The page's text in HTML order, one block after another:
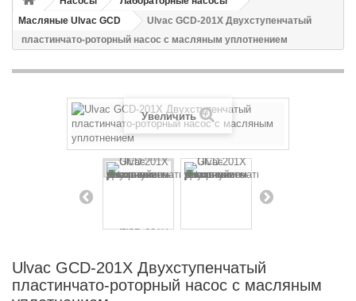
Масляные Ulvac GCD
Ulvac GCD-201X Двухступенчатый
пластинчато-роторный насос с масляным уплотнением
Увеличить
Ulvac GCD-201X Двухступенчатый
пластинчато-роторный насос с масляным